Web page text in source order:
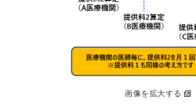
画像を拡大する